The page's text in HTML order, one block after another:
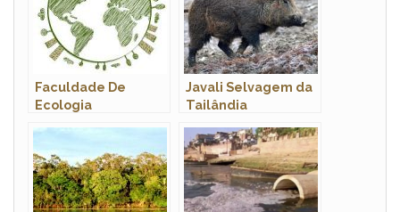
Faculdade De
Ecologia
Javali Selvagem da
Tailândia